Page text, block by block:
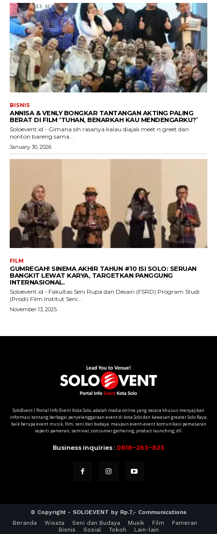
SoloEvent I Portal Info Event Kota Solo, adalah media online yang secara khusus menyajikan
informasi tentang berbagai penyelenggaraan event di kota Solo dan kawasan greater Solo Raya;
baik berupa event musik, film, seni dan budaya, maupun event-event komunikasi pemasaran
seperti pameran, seminar, consumer gathering, product launching, dll.
Business inquiries : 0818-263-823
© Copyright - SOLOEVENT by Rp.7,- Communications
Beranda
Wisata Seni dan Budaya Musik Film
Pameran
Bisnis
Sosial Tokoh Lain-lain